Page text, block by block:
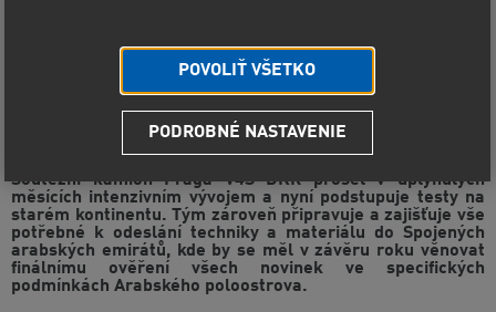
Soutěžní kamion Praga V4S DKR prošel v uplynulých
měsících intenzivním vývojem a nyní podstupuje testy na
starém kontinentu. Tým zároveň připravuje a zajišťuje vše
potřebné k odeslání techniky a materiálu do Spojených
arabských emirátů, kde by se měl v závěru roku věnovat
finálnímu ověření všech novinek ve specifických
podmínkách Arabského poloostrova.
POVOLIŤ VŠETKO
PODROBNÉ NASTAVENIE